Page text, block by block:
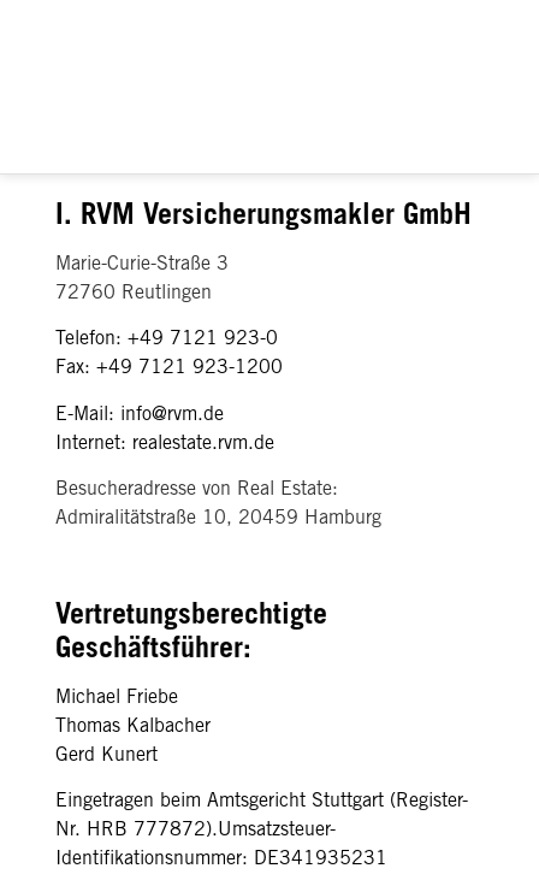
I. RVM Versicherungsmakler GmbH
Marie-Curie-Straße 3
72760 Reutlingen
Telefon: +49 7121 923-0
Fax: +49 7121 923-1200
E-Mail: info@rvm.de
Internet: realestate.rvm.de
Besucheradresse von Real Estate:
Admiralitätstraße 10, 20459 Hamburg
Vertretungsberechtigte
Geschäftsführer:
Michael Friebe
Thomas Kalbacher
Gerd Kunert
Eingetragen beim Amtsgericht Stuttgart (Register-
Nr. HRB 777872).Umsatzsteuer-
Identifikationsnummer: DE341935231